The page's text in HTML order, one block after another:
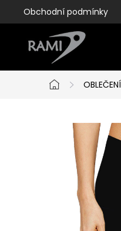
na
Obchodní podmínky
Domů
OBLEČENÍ